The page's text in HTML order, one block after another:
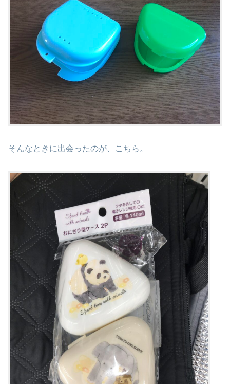
そんなときに出会ったのが、こちら。